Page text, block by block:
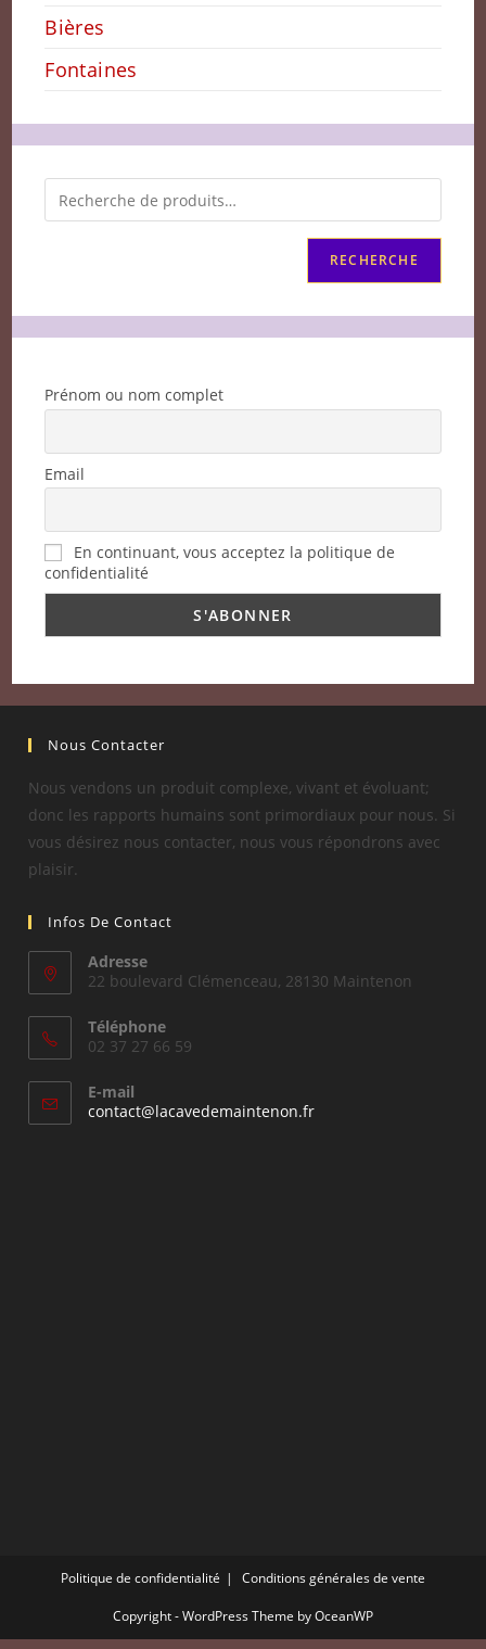
Bières
Fontaines
RECHERCHE
Prénom ou nom complet
Email
En continuant, vous acceptez la politique de
confidentialité
Nous Contacter
Nous vendons un produit complexe, vivant et évoluant;
donc les rapports humains sont primordiaux pour nous. Si
vous désirez nous contacter, nous vous répondrons avec
plaisir.
Infos De Contact
Adresse
22 boulevard Clémenceau, 28130 Maintenon
Téléphone
02 37 27 66 59
E-mail
contact@lacavedemaintenon.frS’ouvre
Politique de confidentialité Conditions générales de vente
Copyright - WordPress Theme by OceanWP